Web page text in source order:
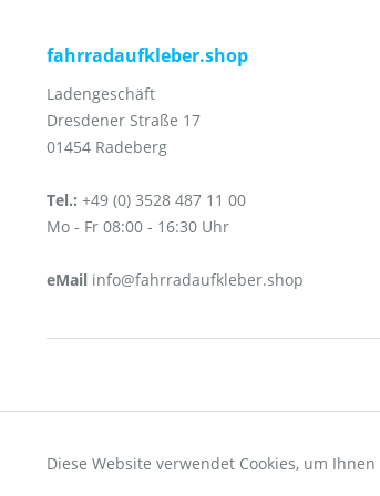
fahrradaufkleber.shop
Ladengeschäft
Dresdener Straße 17
01454 Radeberg
Tel.: +49 (0) 3528 487 11 00
Mo - Fr 08:00 - 16:30 Uhr
eMail info@fahrradaufkleber.shop
*
Funktionale
Diese Website verwendet Cookies, um